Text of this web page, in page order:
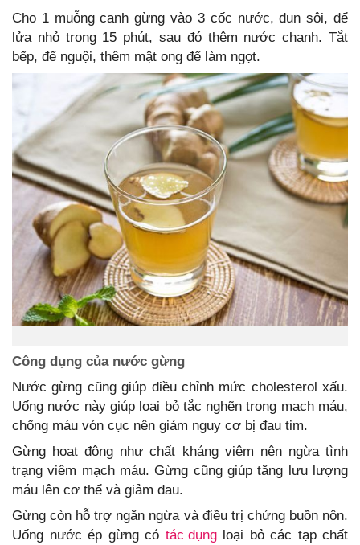
Cho 1 muỗng canh gừng vào 3 cốc nước, đun sôi, để
lửa nhỏ trong 15 phút, sau đó thêm nước chanh. Tắt
bếp, để nguội, thêm mật ong để làm ngọt.
Công dụng của nước gừng
Nước gừng cũng giúp điều chỉnh mức cholesterol xấu.
Uống nước này giúp loại bỏ tắc nghẽn trong mạch máu,
chống máu vón cục nên giảm nguy cơ bị đau tim.
Gừng hoạt động như chất kháng viêm nên ngừa tình
trạng viêm mạch máu. Gừng cũng giúp tăng lưu lượng
máu lên cơ thể và giảm đau.
Gừng còn hỗ trợ ngăn ngừa và điều trị chứng buồn nôn.
Uống nước ép gừng có tác dụngloại bỏ các tạp chất